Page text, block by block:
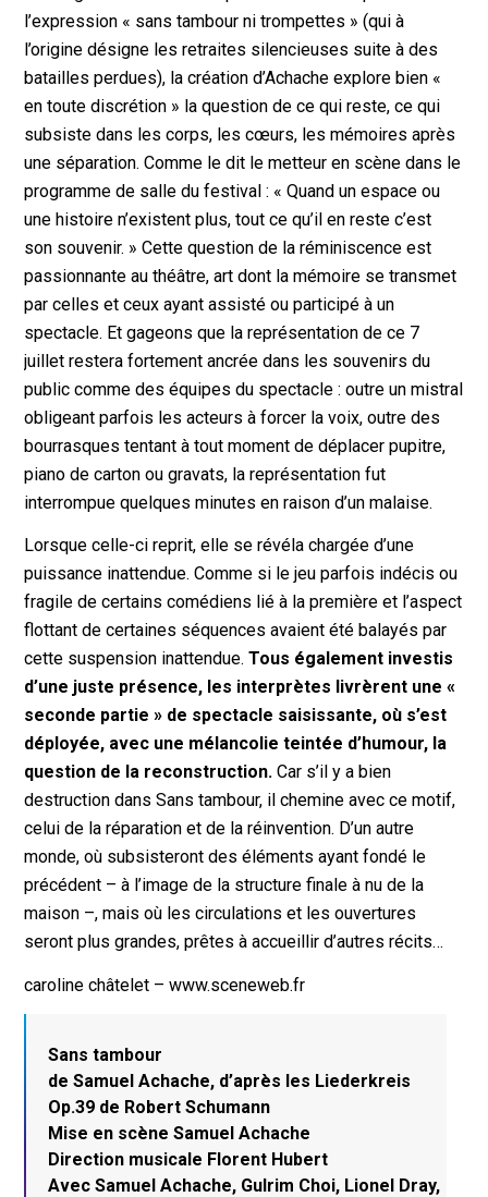
l’expression « sans tambour ni trompettes » (qui à
l’origine désigne les retraites silencieuses suite à des
batailles perdues), la création d’Achache explore bien «
en toute discrétion » la question de ce qui reste, ce qui
subsiste dans les corps, les cœurs, les mémoires après
une séparation. Comme le dit le metteur en scène dans le
programme de salle du festival : «Quand un espace ou
une histoire n’existent plus, tout ce qu’il en reste c’est
son souvenir. » Cette question de la réminiscence est
passionnante au théâtre, art dont la mémoire se transmet
par celles et ceux ayant assisté ou participé à un
spectacle. Et gageons que la représentation de ce 7
juillet restera fortement ancrée dans les souvenirs du
public comme des équipes du spectacle : outre un mistral
obligeant parfois les acteurs à forcer la voix, outre des
bourrasques tentant à tout moment de déplacer pupitre,
piano de carton ou gravats, la représentation fut
interrompue quelques minutes en raison d’un malaise.
Lorsque celle-ci reprit, elle se révéla chargée d’une
puissance inattendue. Comme si le jeu parfois indécis ou
fragile de certains comédiens lié à la première et l’aspect
flottant de certaines séquences avaient été balayés par
cette suspension inattendue.Tous également investis
d’une juste présence, les interprètes livrèrent une «
seconde partie » de spectacle saisissante, où s’est
déployée, avec une mélancolie teintée d’humour, la
question de la reconstruction. Car s’il y a bien
destruction dansSans tambour, il chemine avec ce motif,
celui de la réparation et de la réinvention. D’un autre
monde, où subsisteront des éléments ayant fondé le
précédent – à l’image de la structure finale à nu de la
maison –, mais où les circulations et les ouvertures
seront plus grandes, prêtes à accueillir d’autres récits…
caroline châtelet – www.sceneweb.fr
Sans tambour
de Samuel Achache, d’après les Liederkreis
Op.39 de Robert Schumann
Mise en scène Samuel Achache
Direction musicale Florent Hubert
Avec Samuel Achache, Gulrim Choi, Lionel Dray,